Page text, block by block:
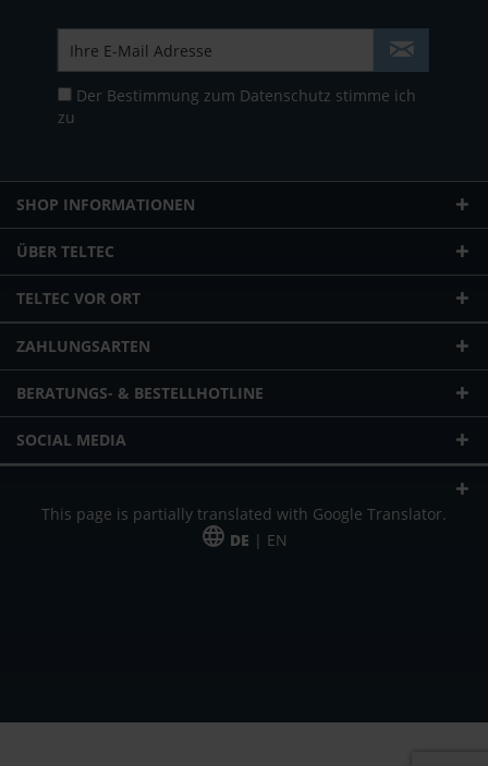
Der Bestimmung zum Datenschutz stimme ich
zu
SHOP INFORMATIONEN
ÜBER TELTEC
TELTEC VOR ORT
ZAHLUNGSARTEN
BERATUNGS- & BESTELLHOTLINE
SOCIAL MEDIA
This page is partially translated with Google Translator.
DE | EN